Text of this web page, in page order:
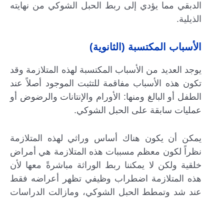
الدبقي مما يؤدي إلى ربط الحبل الشوكي من نهايته
الذيلية.
الأسباب المكتسبة (الثانوية)
يوجد العديد من الأسباب المكتسبة لهذه المتلازمة وقد
تكون هذه الأسباب مفاقمة للتثبت الموجود أصلاً عند
الطفل أو البالغ ومنها: الأورام والإنتانات والرضوض أو
عمليات سابقة على الحبل الشوكي.
يمكن أن يكون هناك أساس وراثي لهذه المتلازمة
نظراً لكون معظم مسببات هذه المتلازمة هي أمراض
خلقية ولكن لا يمكننا ربط الوراثة مباشرةً معها لأن
هذه المتلازمة اضطراب وظيفي تظهر أعراضه فقط
عند شد وتمطط الحبل الشوكي، ومازالت الدراسات